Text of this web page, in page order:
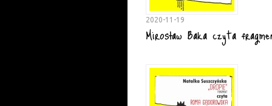
2020-11-19
Mirosław Baka czyta